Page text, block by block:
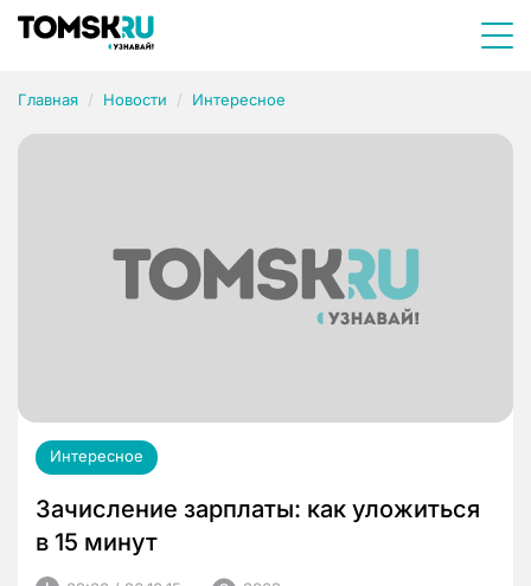
Главная Новости Интересное
Интересное
Зачисление зарплаты: как уложиться
в 15 минут